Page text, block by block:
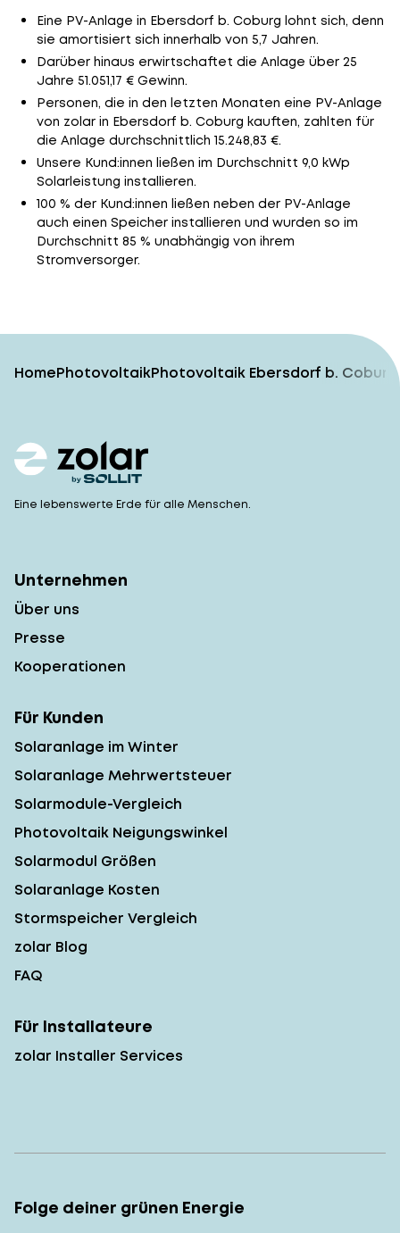
Eine PV-Anlage in Ebersdorf b. Coburg lohnt sich, denn
sie amortisiert sich innerhalb von 5,7 Jahren.
Darüber hinaus erwirtschaftet die Anlage über 25
Jahre 51.051,17 € Gewinn.
Personen, die in den letzten Monaten eine PV-Anlage
von zolar in Ebersdorf b. Coburg kauften, zahlten für
die Anlage durchschnittlich 15.248,83 €.
Unsere Kund:innen ließen im Durchschnitt 9,0 kWp
Solarleistung installieren.
100 % der Kund:innen ließen neben der PV-Anlage
auch einen Speicher installieren und wurden so im
Durchschnitt 85 % unabhängig von ihrem
Stromversorger.
HomePhotovoltaikPhotovoltaik Ebersdorf b.
Eine lebenswerte Erde für alle Menschen.
Unternehmen
Über uns
Presse
Kooperationen
Für Kunden
Solaranlage im Winter
Solaranlage Mehrwertsteuer
Solarmodule-Vergleich
Photovoltaik Neigungswinkel
Solarmodul Größen
Solaranlage Kosten
Stormspeicher Vergleich
zolar Blog
FAQ
Für Installateure
zolar Installer Services
Folge deiner grünen Energie